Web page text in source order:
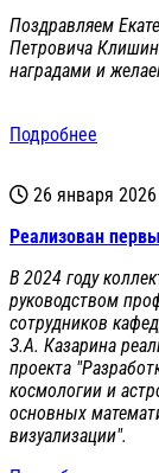
Поздравляем
Петровича
наградами и
Подробнее
26 января 2026
Реализован
В 2024 году
руководством
сотрудников
З.А. Казарина
проекта
космологии и
основных
визуализации".